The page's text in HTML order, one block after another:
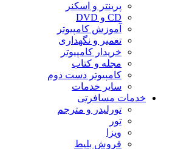
پرینتر و اسکنر
CD و DVD
آموزش کامپیوتر
تعمیر و نگهداری
خریدار کامپیوتر
مجله و کتاب
کامپیوتر دست دوم
سایر خدمات
خدمات مسافرتی
تورلیدر و مترجم
تور
ویزا
فروش بلیط